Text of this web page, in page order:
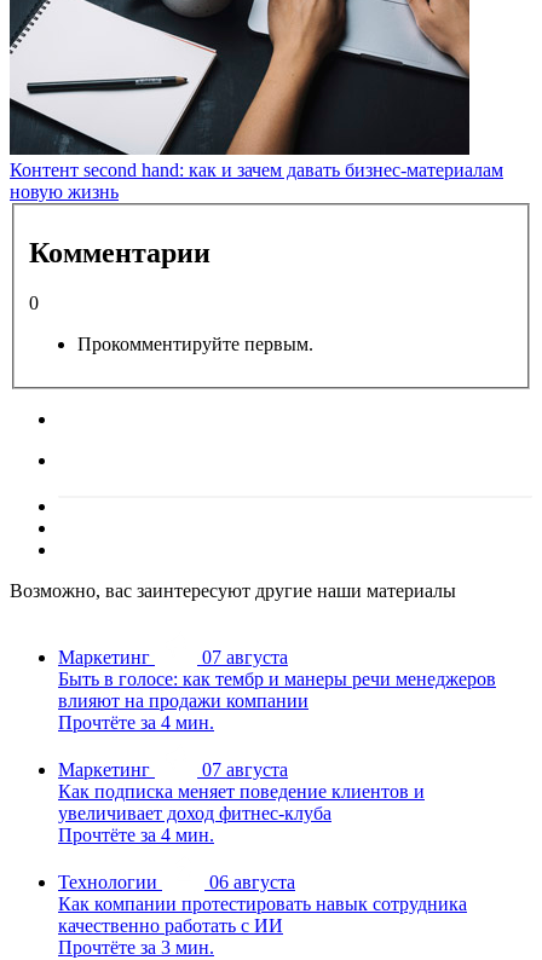
Контент second hand: как и зачем давать бизнес-материалам
новую жизнь
Комментарии
0
Прокомментируйте первым.
Возможно, вас заинтересуют другие наши материалы
Маркетинг
07 августа
Быть в голосе: как тембр и манеры речи менеджеров
влияют на продажи компании
Прочтёте за 4 мин.
Маркетинг
07 августа
Как подписка меняет поведение клиентов и
увеличивает доход фитнес-клуба
Прочтёте за 4 мин.
Технологии
06 августа
Как компании протестировать навык сотрудника
качественно работать с ИИ
Прочтёте за 3 мин.